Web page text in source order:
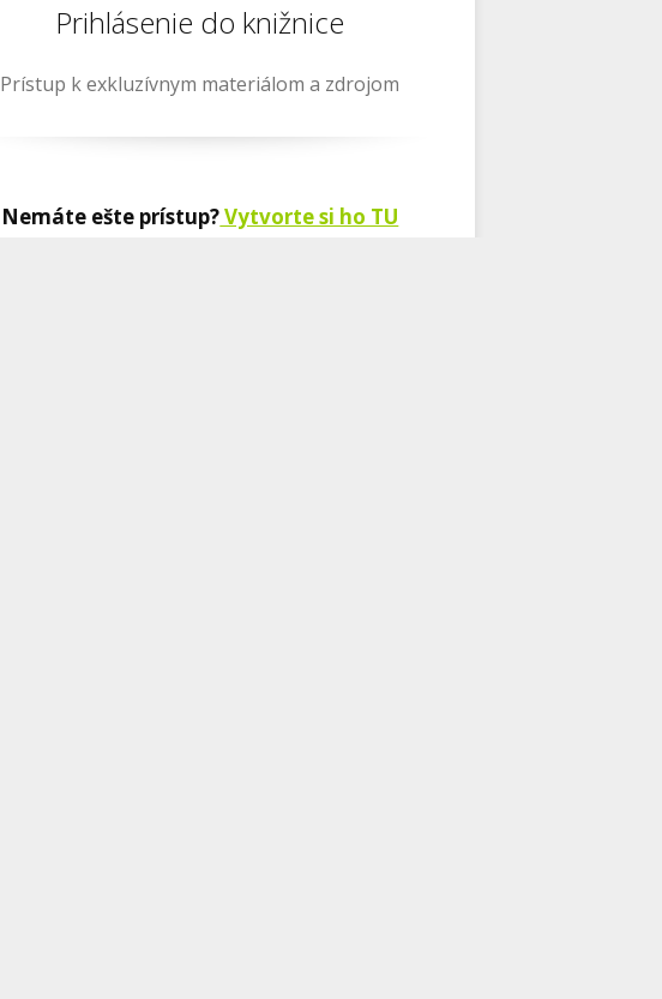
Prihlásenie do knižnice
Prístup k exkluzívnym materiálom a zdrojom
Nemáte ešte prístup?Vytvorte si ho TU